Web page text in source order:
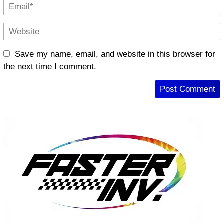
Save my name, email, and website in this browser for
the next time I comment.